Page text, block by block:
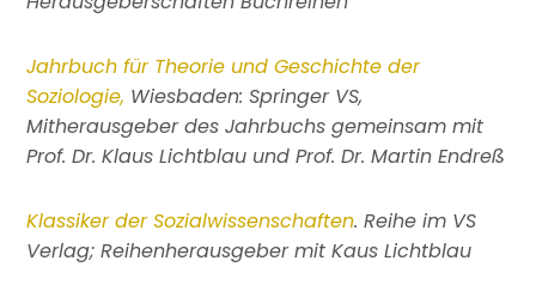
Jahrbuch für Theorie und Geschichte der
Soziologie, Wiesbaden: Springer VS,
Mitherausgeber des Jahrbuchs gemeinsam mit
Prof. Dr. Klaus Lichtblau und Prof. Dr. Martin Endreß
Klassiker der Sozialwissenschaften. Reihe im VS
Verlag; Reihenherausgeber mit Kaus Lichtblau